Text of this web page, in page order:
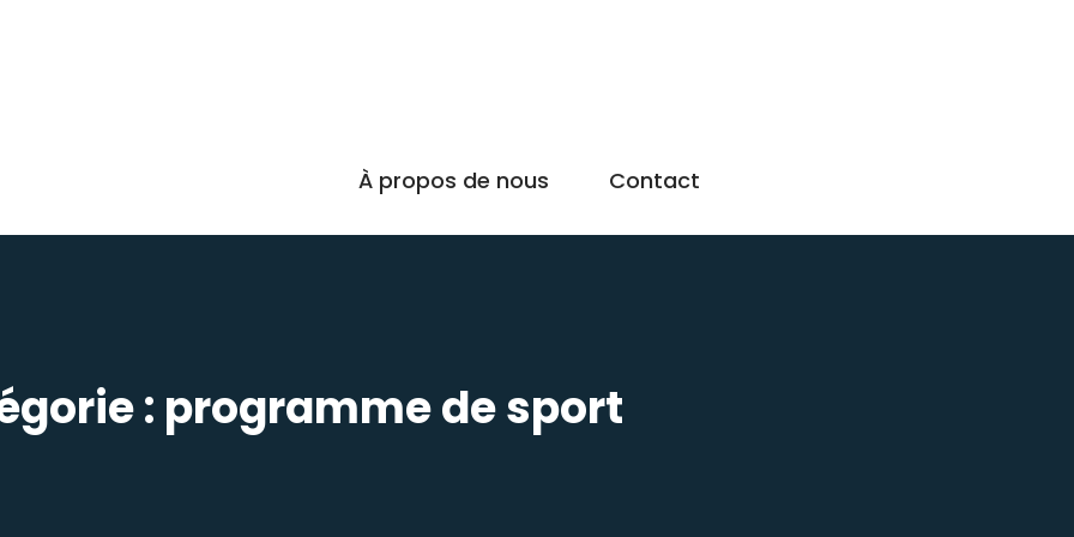
À propos de nous Contact
: programme de sport